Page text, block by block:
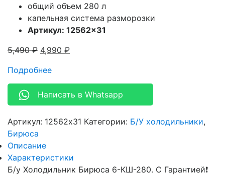
общий объем 280 л
капельная система разморозки
Артикул: 12562×31
5,490₽ 4,990 ₽
Подробнее
Написать в Whatsapp
Артикул: 12562x31 Категории: Б/У холодильники,
Бирюса
Описание
Характеристики
Б/у Холодильник Бирюса 6-КШ-280. С Гарантией❗